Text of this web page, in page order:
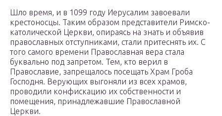
Шло время, и в 1099 году Иерусалим завоевали
крестоносцы. Таким образом представители Римско-
католической Церкви, опираясь на знать и объявив
православных отступниками, стали притеснять их. С
того самого времени Православная вера стала
буквально под запретом. Тем, кто верил в
Православие, запрещалось посещать Храм Гроба
Господня. Верующих выгоняли из всех храмов,
проводили конфискацию их собственности и
помещения, принадлежавшие Православной
Церкви.